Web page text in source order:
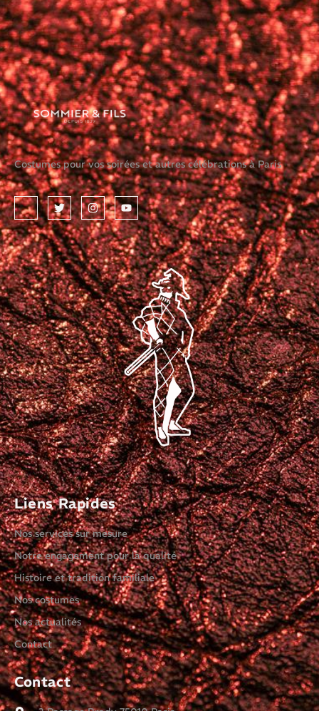
Costumes pour vos soirées et autres célébrations à Paris
Liens Rapides
Nos services sur mesure
Notre engagement pour la qualité
Histoire et tradition familiale
Nos costumes
Nos actualités
Contact
Contact